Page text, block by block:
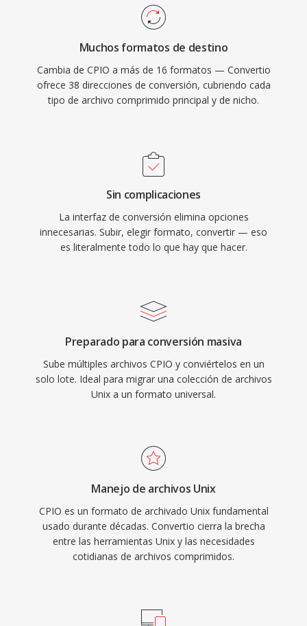
Muchos formatos de destino
Cambia de CPIO a más de 16 formatos — Convertio
ofrece 38 direcciones de conversión, cubriendo cada
tipo de archivo comprimido principal y de nicho.
Sin complicaciones
La interfaz de conversión elimina opciones
innecesarias. Subir, elegir formato, convertir — eso
es literalmente todo lo que hay que hacer.
Preparado para conversión masiva
Sube múltiples archivos CPIO y conviértelos en un
solo lote. Ideal para migrar una colección de archivos
Unix a un formato universal.
Manejo de archivos Unix
CPIO es un formato de archivado Unix fundamental
usado durante décadas. Convertio cierra la brecha
entre las herramientas Unix y las necesidades
cotidianas de archivos comprimidos.